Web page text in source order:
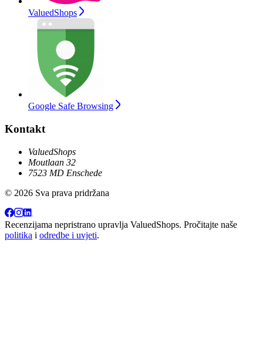
ValuedShops
Google Safe Browsing
Kontakt
ValuedShops
Moutlaan 32
7523 MD Enschede
© 2026 Sva prava pridržana
Recenzijama nepristrano upravlja ValuedShops. Pročitajte naše
politika i odredbe i uvjeti.